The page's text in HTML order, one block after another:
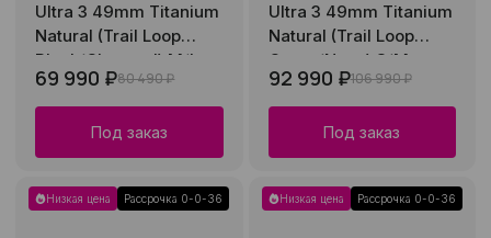
Ultra 3 49mm Titanium
Natural (Trail Loop
Black/Charcoal) M/L
69 990 ₽80 490 ₽
Под заказ
Ultra 3 49mm Titanium
Natural (Trail Loop
Green/Neon) S/M
92 990 ₽106 990 ₽
Под заказ
Низкая цена Рассрочка 0-0-36 Низкая цена Рассрочка 0-0-36